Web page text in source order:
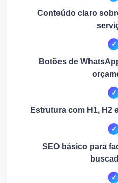
Conteúdo claro
Botões de
Estrutura com H1, H2
SEO básico para